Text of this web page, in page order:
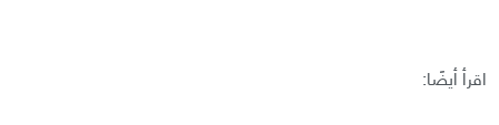
اقرأ أيضًا: